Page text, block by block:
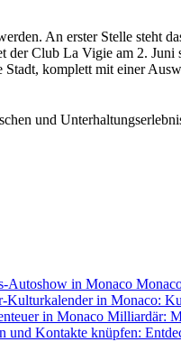
An erster Stelle steht
Club La Vigie am 2.
komplett mit einer
und
Autoshow in Monaco
Kulturkalender in Monaco:
in Monaco Milliardär:
und Kontakte knüpfen: